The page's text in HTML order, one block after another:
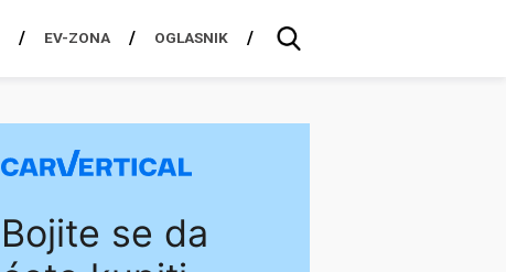
EV-ZONA OGLASNIK